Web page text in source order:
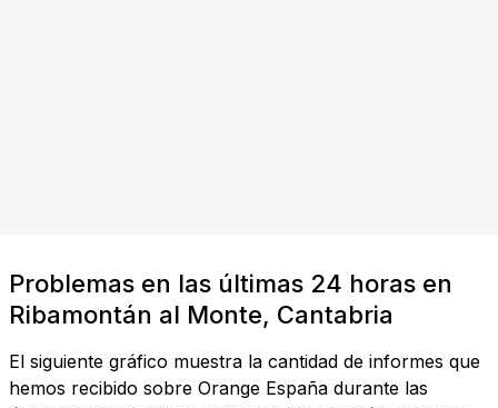
Problemas en las últimas 24 horas en
Ribamontán al Monte, Cantabria
El siguiente gráfico muestra la cantidad de informes que
hemos recibido sobre Orange España durante las